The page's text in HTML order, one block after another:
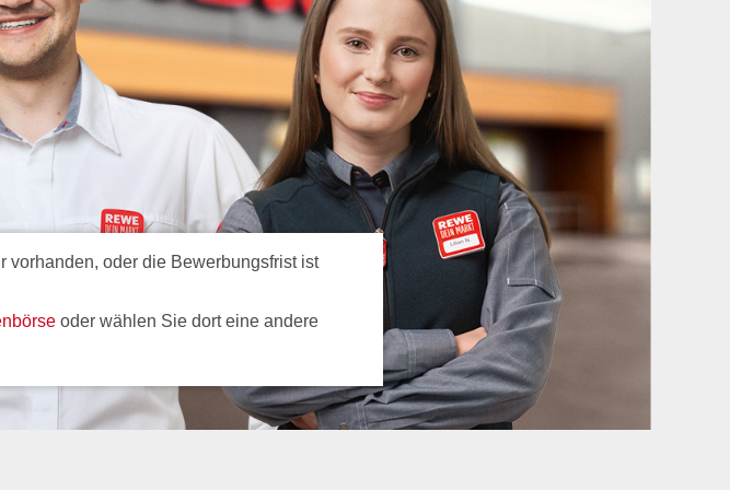
vorhanden, oder die Bewerbungsfrist ist
oder wählen Sie dort eine andere